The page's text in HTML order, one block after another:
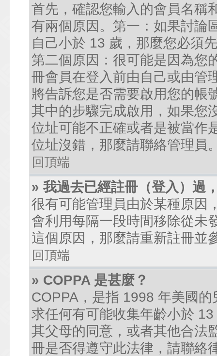
首先，確認您輸入的會員名稱
有兩個原因。第一：如果討論
自己小於 13 歲，那麼您必須
第二個原因：很可能是因為您
冊會員在登入前由自己或由管
將告訴您是否需要啟用您的帳
其中的步驟完成啟用，如果您
位址可能不正確或者是被當作
位址沒錯，那麼請聯絡管理員
回頂端
» 我過去已經註冊（登入）過
很有可能管理員由於某種原因
會利用每隔一段時間移除從未
這個原因，那麼請重新註冊並
回頂端
» COPPA 是甚麼？
COPPA，是指 1998 年美國
求任何有可能收集年齡小於
其父母的同意，或者其他合法
冊是否得遵守此法律，請聯絡